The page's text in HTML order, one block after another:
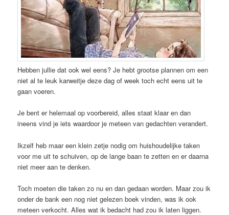
Hebben jullie dat ook wel eens? Je hebt grootse plannen om een
niet al te leuk karweitje deze dag of week toch echt eens uit te
gaan voeren.
Je bent er helemaal op voorbereid, alles staat klaar en dan
ineens vind je iets waardoor je meteen van gedachten verandert.
Ikzelf heb maar een klein zetje nodig om huishoudelijke taken
voor me uit te schuiven, op de lange baan te zetten en er daarna
niet meer aan te denken.
Toch moeten die taken zo nu en dan gedaan worden. Maar zou ik
onder de bank een nog niet gelezen boek vinden, was ik ook
meteen verkocht. Alles wat ik bedacht had zou ik laten liggen.